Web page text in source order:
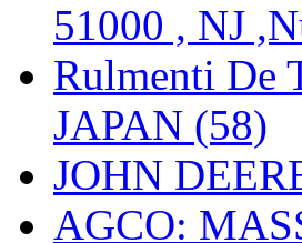
51000 , NJ
Rulmenti De
JAPAN (58)
JOHN
AGCO: